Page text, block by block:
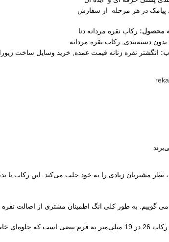
پیامک در هر مرحله از سفارش
محصول: رکاب نقره مردانه دنا
بدون دسته‌بندی
رکاب نقره مردانه
انگشتر نقره زنانه قیمت عمده خرید وسایل ساخت
برند
گوییم. به طور کلی انگ اطمینان مشتری از اصالت
وزن این رکاب 12.91 گرم است که با توجه به طراحی حجیم و نمای چشم‌نواز آن، وزن بسیار مناسبی دارد.